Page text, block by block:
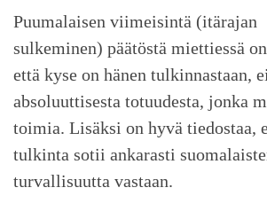
Puumalaisen viimeisintä (itärajan
sulkeminen) päätöstä miettiessä
että kyse on hänen tulkinnastaan,
absoluuttisesta totuudesta, jonka
toimia. Lisäksi on hyvä tiedostaa,
tulkinta sotii ankarasti
turvallisuutta vastaan.